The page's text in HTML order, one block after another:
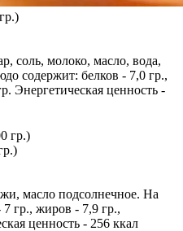
соль, молоко, масло, вода,
содержит: белков - 7,0 гр.,
Энергетическая ценность -
масло подсолнечное. На
7 гр., жиров - 7,9 гр.,
ценность - 256 ккал